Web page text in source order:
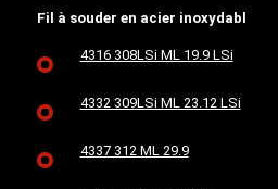
Fil à souder en acier inoxydabl
4316 308LSi ML 19.9 LSi
4332 309LSi ML 23.12 LSi
4337 312 ML 29.9